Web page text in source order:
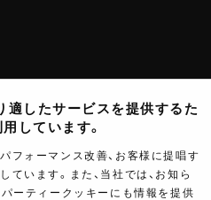
適したサービスを提供するた
しています。
フォーマンス改善、お客様に提唱す
ています。また、当社では、お知ら
パーティークッキーにも情報を提供